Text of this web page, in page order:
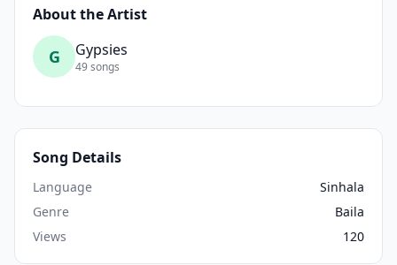
About the Artist
G Gypsies
49 songs
Song Details
Language
Sinhala
Genre
Baila
Views
120